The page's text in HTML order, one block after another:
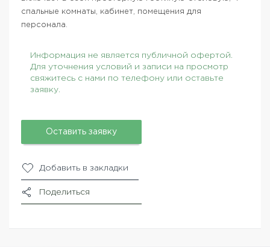
спальные комнаты, кабинет, помещения для
персонала.
Информация не является публичной офертой.
Для уточнения условий и записи на просмотр
свяжитесь с нами по телефону или оставьте
заявку.
Оставить заявку
Добавить в закладки
Поделиться